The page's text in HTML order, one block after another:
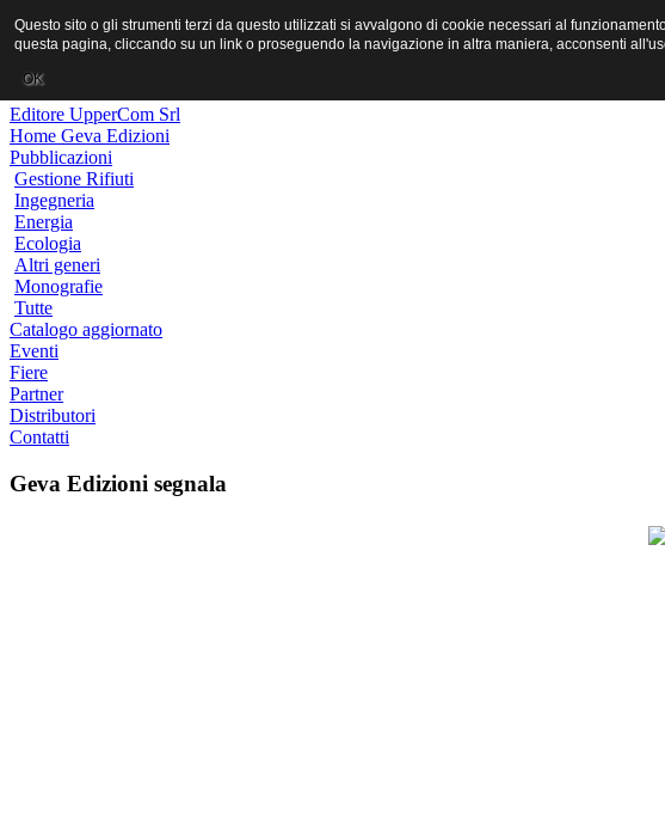
Geva Edizioni
Editore UpperCom Srl
Home Geva Edizioni
Pubblicazioni
Gestione Rifiuti
Ingegneria
Energia
Ecologia
Altri generi
Monografie
Tutte
Catalogo aggiornato
Eventi
Fiere
Partner
Distributori
Contatti
Geva Edizioni segnala
Questo sito o gli strumenti terzi da questo utilizzati si avvalgono di cookie necessari al
questa pagina, cliccando su un link o proseguendo la navigazione in altra maniera, acconsenti
OK